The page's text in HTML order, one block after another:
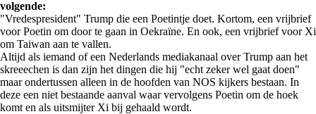
volgende:
"Vredespresident" Trump die een Poetintje doet. Kortom, een vrijbrief
voor Poetin om door te gaan in Oekraïne. En ook, een vrijbrief voor Xi
om Taiwan aan te vallen.
Altijd als iemand of een Nederlands mediakanaal over Trump aan het
skreeechen is dan zijn het dingen die hij "echt zeker wel gaat doen"
maar ondertussen alleen in de hoofden van NOS kijkers bestaan. In
deze een niet bestaande aanval waar vervolgens Poetin om de hoek
komt en als uitsmijter Xi bij gehaald wordt.